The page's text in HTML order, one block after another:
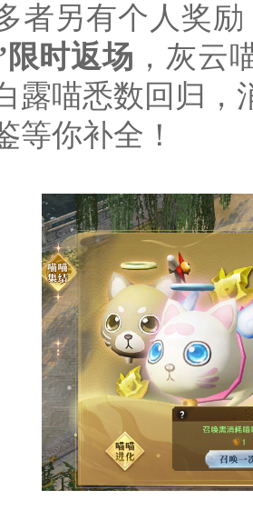
者另有个人奖励
限时返场 ，灰云
露喵悉数回归，
等你补全！